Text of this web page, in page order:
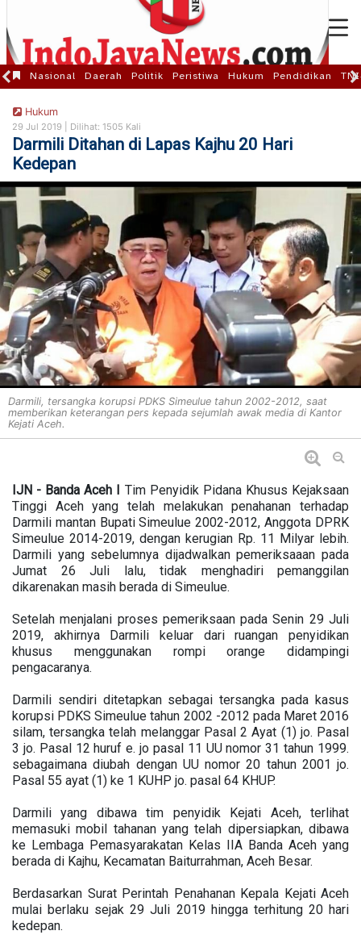
Nasional Daerah Politik Peristiwa Hukum Pendidikan
Hukum
29 Jul 2019 | Dilihat: 1505 Kali
Darmili Ditahan di Lapas Kajhu 20 Hari
Kedepan
Darmili, tersangka korupsi PDKS Simeulue tahun 2002-2012, saat
memberikan keterangan pers kepada sejumlah awak media di Kantor
Kejati Aceh.
IJN - Banda Aceh I
Tim Penyidik Pidana Khusus Kejaksaan
Tinggi Aceh yang telah melakukan penahanan terhadap
Darmili mantan Bupati Simeulue 2002-2012, Anggota DPRK
Simeulue 2014-2019, dengan kerugian Rp. 11 Milyar lebih.
Darmili yang sebelumnya dijadwalkan pemeriksaaan pada
Jumat 26 Juli lalu, tidak menghadiri pemanggilan
dikarenakan masih berada di Simeulue.
Setelah menjalani proses pemeriksaan pada Senin 29 Juli
2019, akhirnya Darmili keluar dari ruangan penyidikan
khusus menggunakan rompi orange didampingi
pengacaranya.
Darmili sendiri ditetapkan sebagai tersangka pada kasus
korupsi PDKS Simeulue tahun 2002 -2012 pada Maret 2016
silam, tersangka telah melanggar Pasal 2 Ayat (1) jo. Pasal
3 jo. Pasal 12 huruf e. jo pasal 11 UU nomor 31 tahun 1999.
sebagaimana diubah dengan UU nomor 20 tahun 2001 jo.
Pasal 55 ayat (1) ke 1 KUHP jo. pasal 64 KHUP.
Darmili yang dibawa tim penyidik Kejati Aceh, terlihat
memasuki mobil tahanan yang telah dipersiapkan, dibawa
ke Lembaga Pemasyarakatan Kelas IIA Banda Aceh yang
berada di Kajhu, Kecamatan Baiturrahman, Aceh Besar.
Berdasarkan Surat Perintah Penahanan Kepala Kejati Aceh
mulai berlaku sejak 29 Juli 2019 hingga terhitung 20 hari
kedepan.